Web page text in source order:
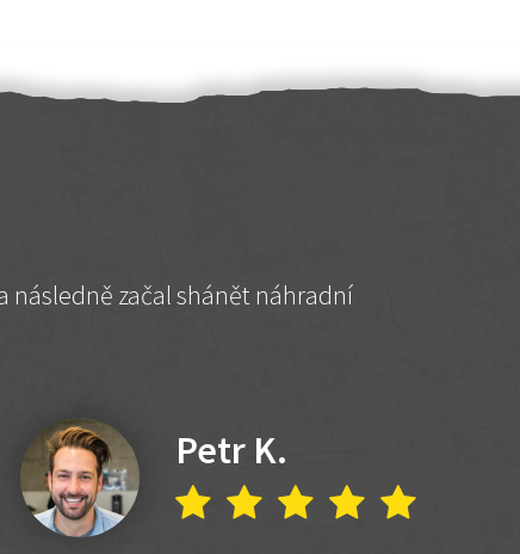
následně začal shánět náhradní
Petr K.